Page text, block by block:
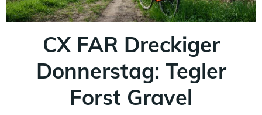
CX FAR Dreckiger
Donnerstag: Tegler
Forst Gravel